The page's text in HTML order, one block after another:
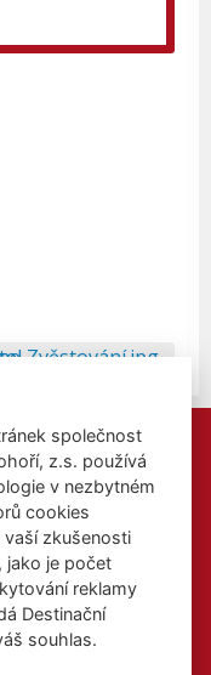
kraji
společnost
z.s. používá
v nezbytném
cookies
vaší zkušenosti
jako je počet
reklamy
Destinační
souhlas.